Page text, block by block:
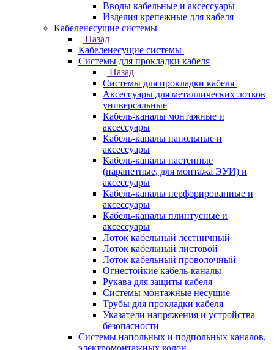
Вводы кабельные и аксессуары
Изделия крепежные для кабеля
Кабеленесущие системы
Назад
Кабеленесущие системы
Системы для прокладки кабеля
Назад
Системы для прокладки кабеля
Аксессуары для металлических лотков
универсальные
Кабель-каналы монтажные и
аксессуары
Кабель-каналы напольные и
аксессуары
Кабель-каналы настенные
(парапетные, для монтажа ЭУИ) и
аксессуары
Кабель-каналы перфорированные и
аксессуары
Кабель-каналы плинтусные и
аксессуары
Лоток кабельный лестничный
Лоток кабельный листовой
Лоток кабельный проволочный
Огнестойкие кабель-каналы
Рукава для защиты кабеля
Системы монтажные несущие
Трубы для прокладки кабеля
Указатели напряжения и устройства
безопасности
Системы напольных и подпольных каналов,
электромонтажных колон